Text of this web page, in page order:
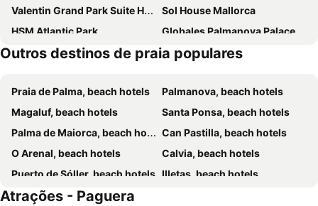
Valentin Grand Park Suite Hotel
Sol House Mallorca
HSM Atlantic Park
Globales Palmanova Palace
Hotel Palma Avenidas
Meliá Calviá Beach
Occidental Cala Viñas
INNSiDE by Meliá Calviá Beach
Alua Gran Camp de Mar
Innside by Meliá Wave Calviá
tent Calvia Beach
Reverence Life Hotel - Adults Only
Azuline Hotel Palmanova Garden
Palace Bonanza Playa Resort & SPA by Olivia Hotels Collection
Flamboyan Caribe Hotel & Spa
Palmanova Suites by TRH
Salles Hotels Marina Portals
Outros destinos de praia populares
Praia de Palma, beach hotels
Palmanova, beach hotels
Magaluf, beach hotels
Santa Ponsa, beach hotels
Palma de Maiorca, beach hotels
Can Pastilla, beach hotels
O Arenal, beach hotels
Calvia, beach hotels
Puerto de Sóller, beach hotels Illetas, beach hotels
Camp de Mar, beach hotels
Atrações - Paguera